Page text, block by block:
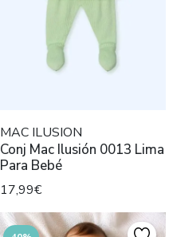
MAC ILUSION
Conj Mac Ilusión 0013 Lima
Para Bebé
17,99€